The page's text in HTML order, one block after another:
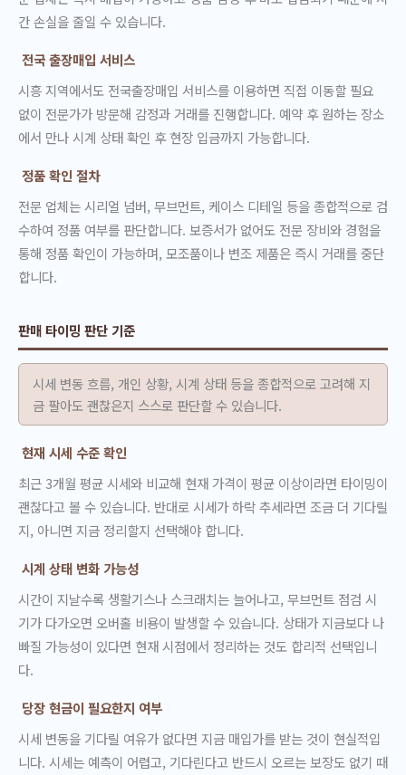
간 손실을 줄일 수 있습니다.
전국 출장매입 서비스
시흥 지역에서도 전국출장매입 서비스를 이용하면 직접 이동할 필요
없이 전문가가 방문해 감정과 거래를 진행합니다. 예약 후 원하는 장소
에서 만나 시계 상태 확인 후 현장 입금까지 가능합니다.
정품 확인 절차
전문 업체는 시리얼 넘버, 무브먼트, 케이스 디테일 등을 종합적으로 검
수하여 정품 여부를 판단합니다. 보증서가 없어도 전문 장비와 경험을
통해 정품 확인이 가능하며, 모조품이나 변조 제품은 즉시 거래를 중단
합니다.
판매 타이밍 판단 기준
시세 변동 흐름, 개인 상황, 시계 상태 등을 종합적으로 고려해 지
금 팔아도 괜찮은지 스스로 판단할 수 있습니다.
현재 시세 수준 확인
최근 3개월 평균 시세와 비교해 현재 가격이 평균 이상이라면 타이밍이
괜찮다고 볼 수 있습니다. 반대로 시세가 하락 추세라면 조금 더 기다릴
지, 아니면 지금 정리할지 선택해야 합니다.
시계 상태 변화 가능성
시간이 지날수록 생활기스나 스크래치는 늘어나고, 무브먼트 점검 시
기가 다가오면 오버홀 비용이 발생할 수 있습니다. 상태가 지금보다 나
빠질 가능성이 있다면 현재 시점에서 정리하는 것도 합리적 선택입니
다.
당장 현금이 필요한지 여부
시세 변동을 기다릴 여유가 없다면 지금 매입가를 받는 것이 현실적입
니다. 시세는 예측이 어렵고, 기다린다고 반드시 오르는 보장도 없기 때